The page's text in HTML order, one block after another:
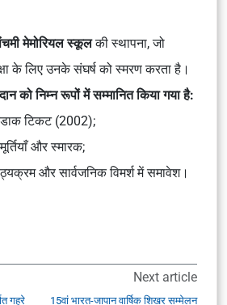
मेमोरियल स्कूलकी स्थापना, जो
के लिए उनके संघर्ष को स्मरण करता है।
को निम्न रूपों में सम्मानित किया गया है:
टिकट (2002);
और स्मारक;
और सार्वजनिक विमर्श में समावेश।
गहरे
Next article
15वां भारत-जापान वार्षिक शिखर सम्मेलन